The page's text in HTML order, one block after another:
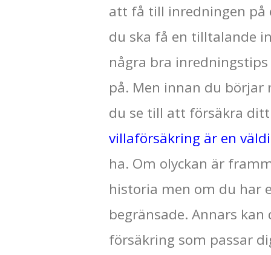
att få till inredningen
du ska få en tilltalande
några bra
på. Men innan du börjar
du se till att försäkra ditt
villaförsäkring är en
ha. Om olyckan är
historia men om du har
begränsade. Annars
försäkring som passar